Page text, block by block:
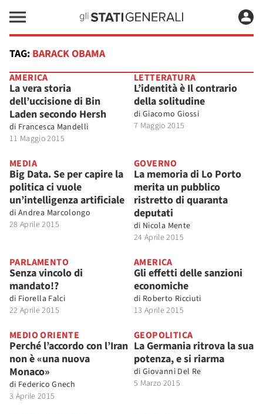
TAG: BARACK OBAMA
AMERICA
La vera storia
dell’uccisione di Bin
Laden secondo Hersh
di Francesca Mandelli
11 Maggio 2015
LETTERATURA
L’identità è Il contrario
della solitudine
di Giacomo Giossi
7 Maggio 2015
MEDIA
Big Data. Se per capire la
politica ci vuole
un’intelligenza artificiale
di Andrea Marcolongo
28 Aprile 2015
GOVERNO
La memoria di Lo Porto
merita un pubblico
ristretto di quaranta
deputati
di Nicola Mente
24 Aprile 2015
PARLAMENTO
Senza vincolo di
mandato!?
di Fiorella Falci
22 Aprile 2015
AMERICA
Gli effetti delle sanzioni
economiche
di Roberto Ricciuti
13 Aprile 2015
MEDIO ORIENTE
Perché l’accordo con l’Iran
non è «una nuova
Monaco»
di Federico Gnech
3 Aprile 2015
GEOPOLITICA
La Germania ritrova la sua
potenza, e si riarma
di Giovanni Del Re
5 Marzo 2015